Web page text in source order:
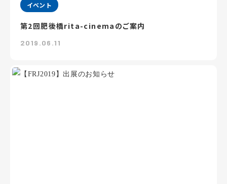
イベント
第2回肥後橋rita-cinemaのご案内
2019.06.11